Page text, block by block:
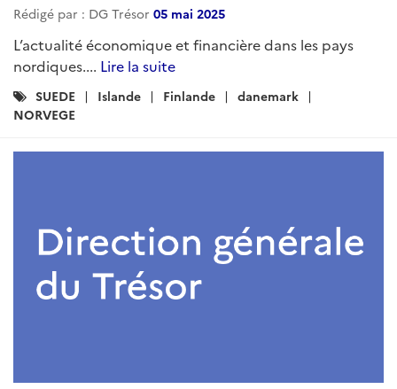
Rédigé par : DG Trésor 05 mai 2025
L’actualité économique et financière dans les pays
nordiques.... Lire la suite
Catégories
:
SUEDE Islande Finlande
danemark
NORVEGE